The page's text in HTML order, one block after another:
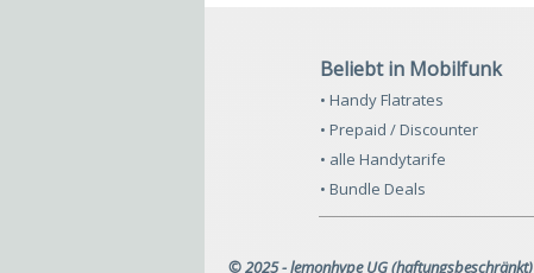
Beliebt in Mobilfunk
• Handy Flatrates
• Prepaid / Discounter
• alle Handytarife
• Bundle Deals
© 2025 - lemonhype UG (haftungsbeschränkt)